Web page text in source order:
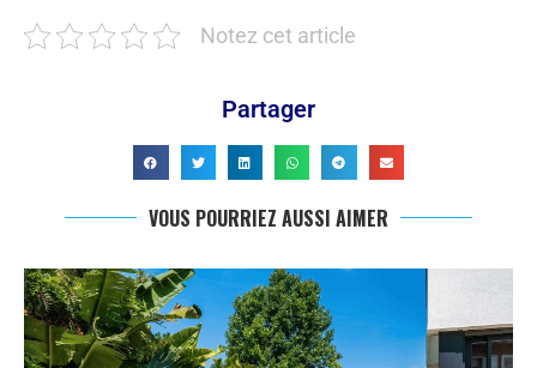
Notez cet article
Partager
VOUS POURRIEZ AUSSI AIMER